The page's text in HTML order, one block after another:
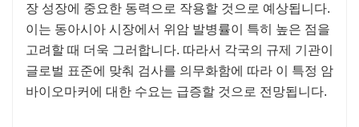
장 성장에 중요한 동력으로 작용할 것으로 예상됩니다.
이는 동아시아 시장에서 위암 발병률이 특히 높은 점을
고려할 때 더욱 그러합니다. 따라서 각국의 규제 기관이
글로벌 표준에 맞춰 검사를 의무화함에 따라 이 특정 암
바이오마커에 대한 수요는 급증할 것으로 전망됩니다.